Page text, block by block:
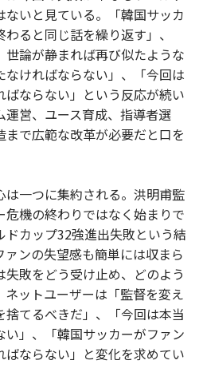
ないと見ている。「韓国サッカ
ると同じ話を繰り返す」、
世論が静まれば再び似たような
ければならない」、「今回は
ならない」という反応が続い
運営、ユース育成、指導者選
で広範な改革が必要だと口を
一つに集約される。洪明甫監
機の終わりではなく始まりで
ドカップ32強進出失敗という結
ンの失望感も簡単には収まら
敗をどう受け止め、どのよう
ネットユーザーは「監督を変え
てるべきだ」、「今回は本当
い」、「韓国サッカーがファン
ばならない」と変化を求めてい